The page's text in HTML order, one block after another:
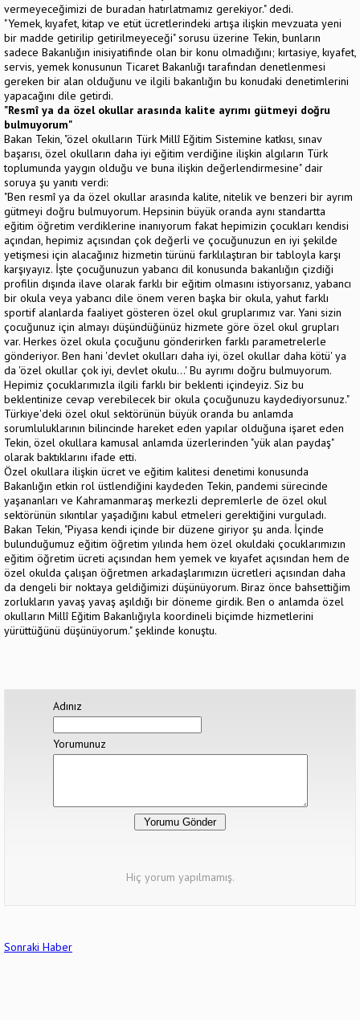
vermeyeceğimizi de buradan hatırlatmamız gerekiyor." dedi.
"Yemek, kıyafet, kitap ve etüt ücretlerindeki artışa ilişkin mevzuata yeni
bir madde getirilip getirilmeyeceği" sorusu üzerine Tekin, bunların
sadece Bakanlığın inisiyatifinde olan bir konu olmadığını; kırtasiye, kıyafet,
servis, yemek konusunun Ticaret Bakanlığı tarafından denetlenmesi
gereken bir alan olduğunu ve ilgili bakanlığın bu konudaki denetimlerini
yapacağını dile getirdi.
"Resmî ya da özel okullar arasında kalite ayrımı gütmeyi doğru
bulmuyorum"
Bakan Tekin, "özel okulların Türk Millî Eğitim Sistemine katkısı, sınav
başarısı, özel okulların daha iyi eğitim verdiğine ilişkin algıların Türk
toplumunda yaygın olduğu ve buna ilişkin değerlendirmesine" dair
soruya şu yanıtı verdi:
"Ben resmî ya da özel okullar arasında kalite, nitelik ve benzeri bir ayrım
gütmeyi doğru bulmuyorum. Hepsinin büyük oranda aynı standartta
eğitim öğretim verdiklerine inanıyorum fakat hepimizin çocukları kendisi
açından, hepimiz açısından çok değerli ve çocuğunuzun en iyi şekilde
yetişmesi için alacağınız hizmetin türünü farklılaştıran bir tabloyla karşı
karşıyayız. İşte çocuğunuzun yabancı dil konusunda bakanlığın çizdiği
profilin dışında ilave olarak farklı bir eğitim olmasını istiyorsanız, yabancı
bir okula veya yabancı dile önem veren başka bir okula, yahut farklı
sportif alanlarda faaliyet gösteren özel okul gruplarımız var. Yani sizin
çocuğunuz için almayı düşündüğünüz hizmete göre özel okul grupları
var. Herkes özel okula çocuğunu gönderirken farklı parametrelerle
gönderiyor. Ben hani 'devlet okulları daha iyi, özel okullar daha kötü' ya
da 'özel okullar çok iyi, devlet okulu...' Bu ayrımı doğru bulmuyorum.
Hepimiz çocuklarımızla ilgili farklı bir beklenti içindeyiz. Siz bu
beklentinize cevap verebilecek bir okula çocuğunuzu kaydediyorsunuz."
Türkiye'deki özel okul sektörünün büyük oranda bu anlamda
sorumluluklarının bilincinde hareket eden yapılar olduğuna işaret eden
Tekin, özel okullara kamusal anlamda üzerlerinden "yük alan paydaş"
olarak baktıklarını ifade etti.
Özel okullara ilişkin ücret ve eğitim kalitesi denetimi konusunda
Bakanlığın etkin rol üstlendiğini kaydeden Tekin, pandemi sürecinde
yaşananları ve Kahramanmaraş merkezli depremlerle de özel okul
sektörünün sıkıntılar yaşadığını kabul etmeleri gerektiğini vurguladı.
Bakan Tekin, "Piyasa kendi içinde bir düzene giriyor şu anda. İçinde
bulunduğumuz eğitim öğretim yılında hem özel okuldaki çocuklarımızın
eğitim öğretim ücreti açısından hem yemek ve kıyafet açısından hem de
özel okulda çalışan öğretmen arkadaşlarımızın ücretleri açısından daha
da dengeli bir noktaya geldiğimizi düşünüyorum. Biraz önce bahsettiğim
zorlukların yavaş yavaş aşıldığı bir döneme girdik. Ben o anlamda özel
okulların Millî Eğitim Bakanlığıyla koordineli biçimde hizmetlerini
yürüttüğünü düşünüyorum." şeklinde konuştu.
Adınız
Yorumunuz
Hiç yorum yapılmamış.
Sonraki Haber